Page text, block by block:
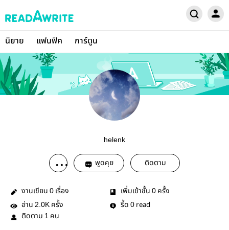
นิยาย แฟนฟิค การ์ตูน
helenk
พูดคุย ติดตาม
งานเขียน 0 เรื่อง เพิ่มเข้าชั้น 0 ครั้ง
อ่าน 2.0K ครั้ง รี้ด 0 read
ติดตาม 1 คน